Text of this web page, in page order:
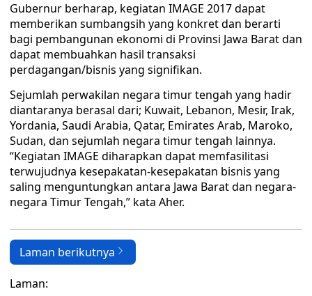
Gubernur berharap, kegiatan IMAGE 2017 dapat
memberikan sumbangsih yang konkret dan berarti
bagi pembangunan ekonomi di Provinsi Jawa Barat dan
dapat membuahkan hasil transaksi
perdagangan/bisnis yang signifikan.
Sejumlah perwakilan negara timur tengah yang hadir
diantaranya berasal dari; Kuwait, Lebanon, Mesir, Irak,
Yordania, Saudi Arabia, Qatar, Emirates Arab, Maroko,
Sudan, dan sejumlah negara timur tengah lainnya.
“Kegiatan IMAGE diharapkan dapat memfasilitasi
terwujudnya kesepakatan-kesepakatan bisnis yang
saling menguntungkan antara Jawa Barat dan negara-
negara Timur Tengah,” kata Aher.
Laman berikutnya
Laman: